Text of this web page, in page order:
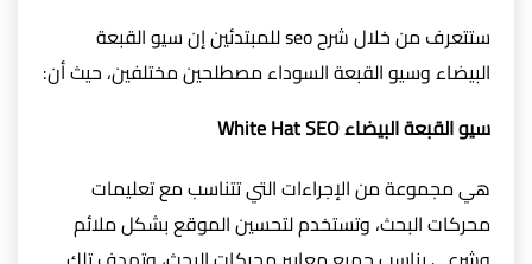
ستتعرف من خلال شرح seo للمبتدئين إن سيو القبعة
البيضاء وسيو القبعة السوداء مصطلحين مختلفين، حيث أن:
سيو القبعة البيضاء White Hat SEO
هي مجموعة من الإجراءات التي تتناسب مع تعليمات
محركات البحث، وتستخدم لتحسين الموقع بشكل ملائم